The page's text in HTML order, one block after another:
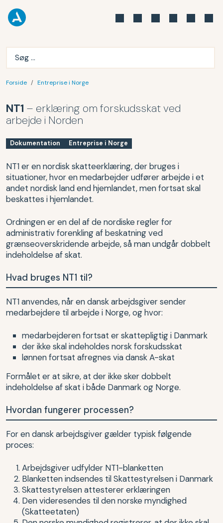
Forside Entreprise i Norge
NT1 – erklæring om forskudsskat ved
arbejde i Norden
Dokumentation Entreprise i Norge
NT1 er en nordisk skatteerklæring, der bruges i
situationer, hvor en medarbejder udfører arbejde i et
andet nordisk land end hjemlandet, men fortsat skal
beskattes i hjemlandet.
Ordningen er en del af de nordiske regler for
administrativ forenkling af beskatning ved
grænseoverskridende arbejde, så man undgår dobbelt
indeholdelse af skat.
Hvad bruges NT1 til?
NT1 anvendes, når en dansk arbejdsgiver sender
medarbejdere til arbejde i Norge, og hvor:
medarbejderen fortsat er skattepligtig i Danmark
der ikke skal indeholdes norsk forskudsskat
lønnen fortsat afregnes via dansk A-skat
Formålet er at sikre, at der ikke sker dobbelt
indeholdelse af skat i både Danmark og Norge.
Hvordan fungerer processen?
For en dansk arbejdsgiver gælder typisk følgende
proces:
Arbejdsgiver udfylder NT1-blanketten
Blanketten indsendes til Skattestyrelsen i Danmark
Skattestyrelsen attesterer erklæringen
Den videresendes til den norske myndighed
(Skatteetaten)